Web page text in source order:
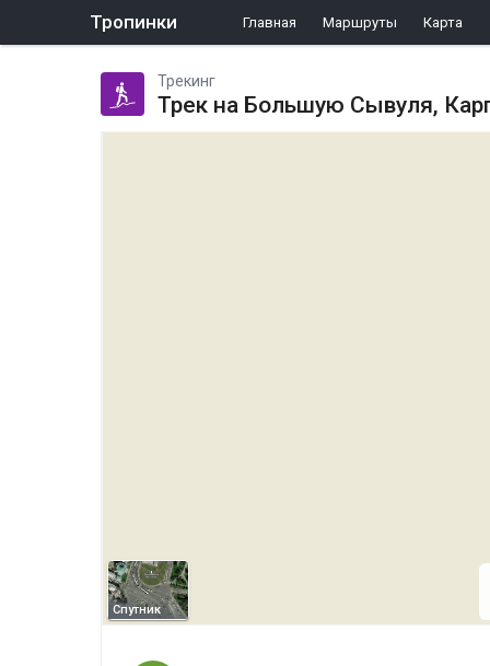
Тропинки Главная Маршруты Карта
Трекинг
Трек на Большую Сывуля,
Спутник